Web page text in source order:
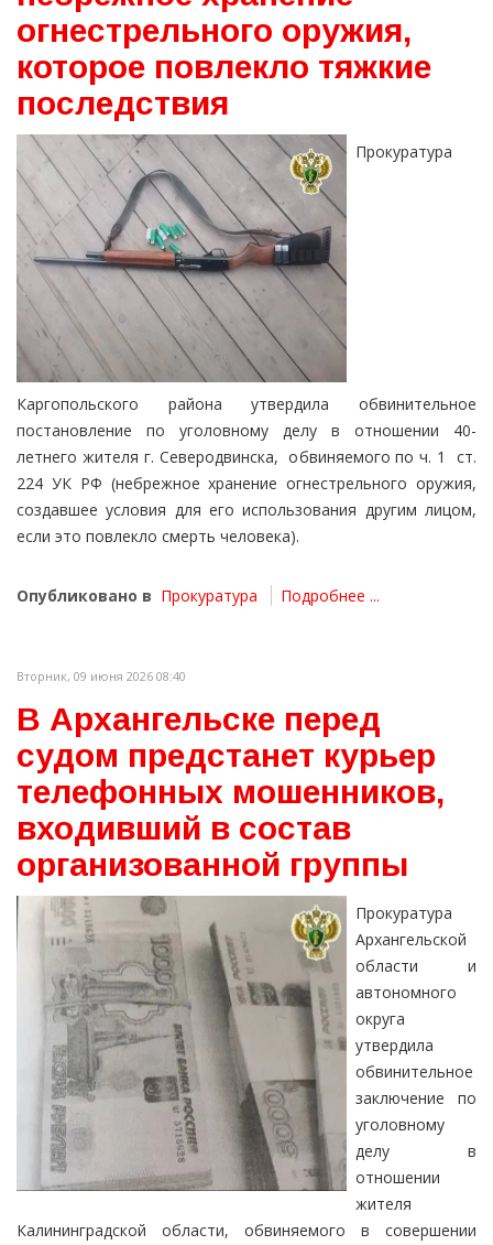
огнестрельного оружия,
которое повлекло тяжкие
последствия
Прокуратура
Каргопольского района утвердила обвинительное
постановление по уголовному делу в отношении 40-
летнего жителя г. Северодвинска, обвиняемого по ч. 1 ст.
224 УК РФ (небрежное хранение огнестрельного оружия,
создавшее условия для его использования другим лицом,
если это повлекло смерть человека).
Опубликовано в Прокуратура Подробнее ...
Вторник, 09 июня 2026 08:40
В Архангельске перед
судом предстанет курьер
телефонных мошенников,
входивший в состав
организованной группы
Прокуратура
Архангельской
области и
автономного
округа
утвердила
обвинительное
заключение по
уголовному
делу в
отношении
жителя
Калининградской области, обвиняемого в совершении